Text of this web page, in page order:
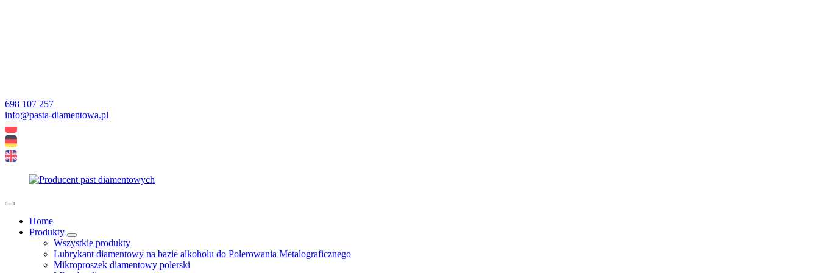
698 107 257
info@pasta-diamentowa.pl
Home
Produkty
Wszystkie produkty
Lubrykant diamentowy na bazie alkoholu do Polerowania Metalograficznego
Mikroproszek diamentowy polerski